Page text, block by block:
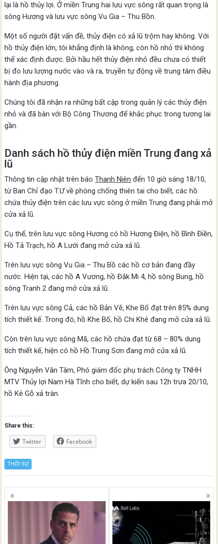
lại là hồ thủy lợi. Ở miền Trung hai lưu vực sông rất quan trọng là
sông Hương và lưu vực sông Vu Gia – Thu Bồn.
Một số người đặt vấn đề, thủy điện có xả lũ trộm hay không. Với
hồ thủy điện lớn, tôi khẳng định là không, còn hồ nhỏ thì không
thể xác định được. Bởi hầu hết thủy điện nhỏ đều chưa có thiết
bị đo lưu lượng nước vào và ra, truyền tự động về trung tâm điều
hành địa phương.
Chúng tôi đã nhận ra những bất cập trong quản lý các thủy điện
nhỏ và đã bàn với Bộ Công Thương để khắc phục trong tương lai
gần.
Danh sách hồ thủy điện miền Trung đang xả
lũ
Thông tin cập nhật trên báoThanh Niên đến 10 giờ sáng 18/10,
từ Ban Chỉ đạo T.Ư về phòng chống thiên tai cho biết, các hồ
chứa thủy điện trên các lưu vực sông ở miền Trung đang phải mở
cửa xả lũ.
Cụ thể, trên lưu vực sông Hương có hồ Hương Điện, hồ Bình Điền,
Hồ Tả Trạch, hồ A Lưới đang mở cửa xả lũ.
Trên lưu vực sông Vu Gia – Thu Bồ các hồ cơ bản đang đầy
nước. Hiện tại, các hồ A Vương, hồ Đắk Mi 4, hồ sông Bung, hồ
sông Tranh 2 đang mở cửa xả lũ.
Trên lưu vực sông Cả, các hồ Bản Vẽ, Khe Bố đạt trên 85% dung
tích thiết kế. Trong đó, hồ Khe Bố, hồ Chi Khê đang mở cửa xả lũ.
Còn trên lưu vực sông Mã, các hồ chứa đạt từ 68 – 80% dung
tích thiết kế, hiện có hồ Hồ Trung Sơn đang mở cửa xả lũ.
Ông Nguyễn Văn Tâm, Phó giám đốc phụ trách Công ty TNHH
MTV Thủy lợi Nam Hà Tĩnh cho biết, dự kiến sau 12h trưa 20/10,
hồ Kẻ Gỗ xả tràn.
Share this:
Twitter Facebook
THỜI SỰ
Posts
navigation